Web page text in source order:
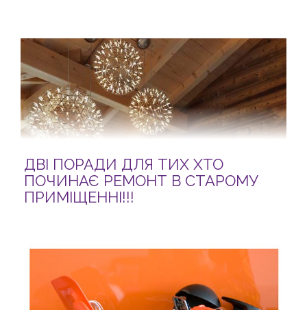
ДВІ ПОРАДИ ДЛЯ ТИХ ХТО
ПОЧИНАЄ РЕМОНТ В СТАРОМУ
ПРИМІЩЕННІ!!!